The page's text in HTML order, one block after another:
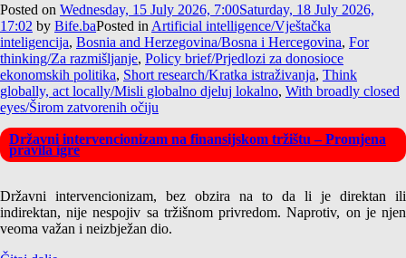
Posted on Wednesday, 15 July 2026, 7:00Saturday, 18 July 2026,
17:02 by Bife.baPosted in Artificial intelligence/Vještačka
inteligencija, Bosnia and Herzegovina/Bosna i Hercegovina, For
thinking/Za razmišljanje, Policy brief/Prjedlozi za donosioce
ekonomskih politika, Short research/Kratka istraživanja, Think
globally, act locally/Misli globalno djeluj lokalno, With broadly closed
eyes/Širom zatvorenih očiju
Državni intervencionizam na finansijskom tržištu – Promjena
pravila igre
Državni intervencionizam, bez obzira na to da li je direktan ili
indirektan, nije nespojiv sa tržišnom privredom. Naprotiv, on je njen
veoma važan i neizbježan dio.